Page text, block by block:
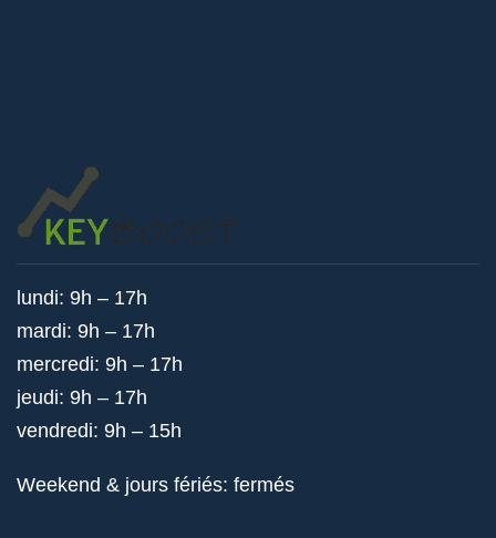
lundi: 9h – 17h
mardi: 9h – 17h
mercredi: 9h – 17h
jeudi: 9h – 17h
vendredi: 9h – 15h
Weekend & jours fériés: fermés